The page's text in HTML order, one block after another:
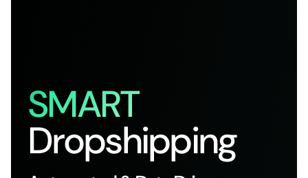
SMART
Dropshipping